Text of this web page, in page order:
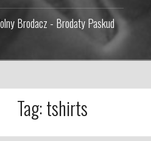
Brodacz - Brodaty Paskud
Tag:tshirts